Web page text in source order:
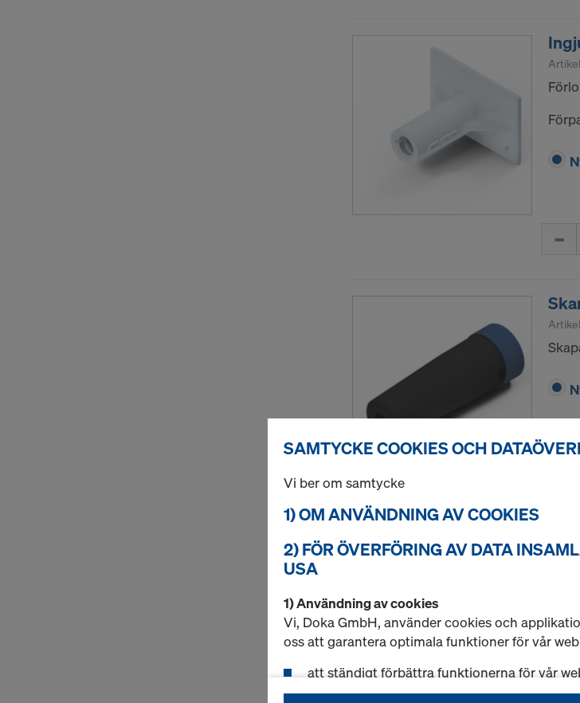
SAMTYCKE COOKIES OCH
Vi ber om samtycke
1) OM ANVÄNDNING AV COOKIES
2) FÖR ÖVERFÖRING AV DATA
USA
1) Användning av cookies
Vi, Doka GmbH, använder cookies och
oss att garantera optimala funktioner för vår
att ständigt förbättra funktionerna för vår
möjliggöra problemfritt inköp vid nyttjande